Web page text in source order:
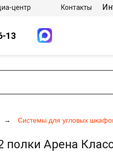
Системы для угловых
Арена
центр Контакты
13